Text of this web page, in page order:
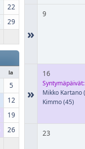
22
29
la
5
12
19
26
»
9
»
16
Syntymäpäivät:
Mikko Kartano
Kimmo(45)
23